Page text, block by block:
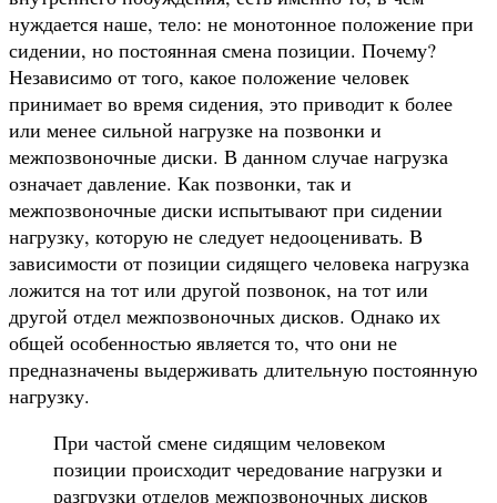
нуждается наше, тело: не монотонное положение при
сидении, но постоянная смена позиции. Почему?
Независимо от того, какое положение человек
принимает во время сидения, это приводит к более
или менее сильной нагрузке на позвонки и
межпозвоночные диски. В данном случае нагрузка
означает давление. Как позвонки, так и
межпозвоночные диски испытывают при сидении
нагрузку, которую не следует недооценивать. В
зависимости от позиции сидящего человека нагрузка
ложится на тот или другой позвонок, на тот или
другой отдел межпозвоночных дисков. Однако их
общей особенностью является то, что они не
предназначены выдерживать длительную постоянную
нагрузку.
При частой смене сидящим человеком
позиции происходит чередование нагрузки и
разгрузки отделов межпозвоночных дисков